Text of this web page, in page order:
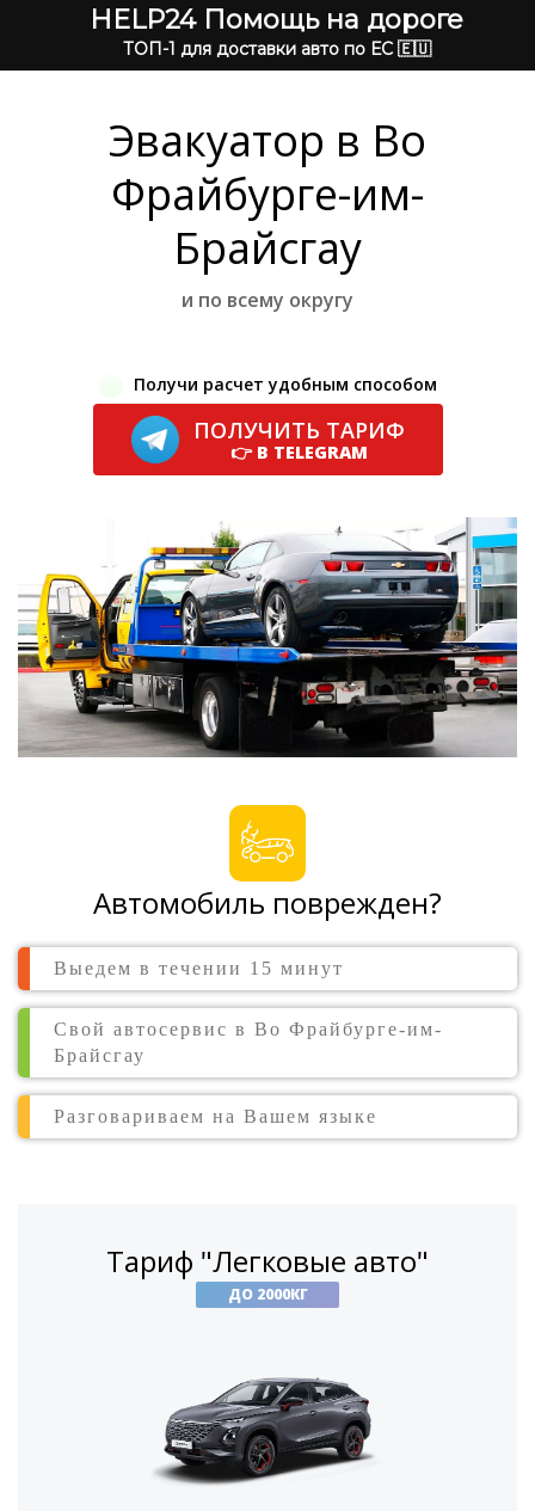
HELP24 Помощь на дороге
ТОП-1 для доставки авто по ЕС 🇪🇺
Эвакуатор в Во
Фрайбурге-им-
Брайсгау
и по всему округу
Получи расчет удобным способом
ПОЛУЧИТЬ ТАРИФ
👉 В TELEGRAM
Автомобиль поврежден?
Выедем в течении 15 минут
Свой автосервис в Во Фрайбурге-им-
Брайсгау
Разговариваем на Вашем языке
Тариф "Легковые авто"
ДО 2000КГ